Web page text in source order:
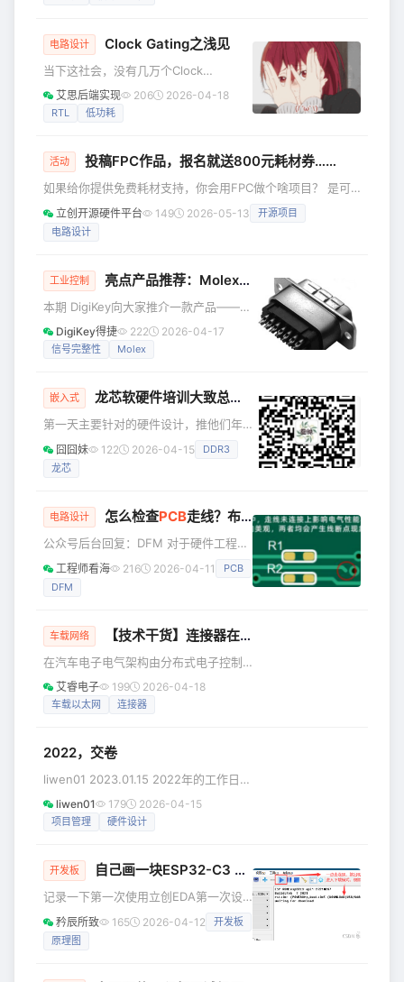
式往往既笨拙又不可靠。 为什么示波器
设计，而是 探头设计初衷与面包板使用
场景完全不匹配。 面包板接触压力低，
插孔松紧不均。 示波器探头弹性夹子和
频繁移
电路设计 Clock Gating之浅见
当下这社会，没有几万个Clock
Gating，出门都不好意思和别人打招
呼！ 现在的深亚纳米工艺的设计中，低
的要求越来越严格，据传，在高级的手
计，已经精确到每一个服务模块的毫安
时（mAH）的级别，所以如果你的芯片
功耗控制不下来，很有可能会被手机生
们有很多方法可做
艾思后端实现 206 2026-04-18
RTL 低功耗
活动 投稿FPC作品，报名就送800元耗材券……
如果给你提供免费耗材支持，你会用FPC做个啥项目？ 是可
穿戴智能手表、AR眼镜？ 还是桌面机器人？柔性电子皮肤？
不用纠结！ FPC创意设计挑战赛来啦！ 报名就送价值600-
计吧! 报名入口：https://www.jlc-fpc.com/contest 报名时
间：2026年4月
立创开源硬件平台 149 2026-05-13
开源项目
电路设计
工业控制 亮点产品推荐：Molex EMI 滤波高性能 D-Sub Pi 适配器和连接器
本期 DigiKey向大家推介一款产品——
Molex EMI 滤波高性能D-Sub Pi 适配器
和连接器 Molex EMI 滤波 D-sub pi 适
如军用和商用飞机中的发动机控制、机
些连接器采用紧凑的设计，增强了信号
完整性 (SI) 并符合监管标准，简化了实
施，同时提高了整体性能和可
DigiKey得捷 222 2026-04-17
信号完整性 Molex
嵌入式 龙芯软硬件培训大致总结 - day1
第一天主要针对的硬件设计，推他们年
底要量产的3A4000+7A1000。这里我
只记录下自己关注的几个点。 1，
化，不再继续兼容龙芯3A1000，
3A3000/3B3000，尺寸缩小至37.5mm
x 37.5mm，引脚个数增加至1211。接口
定义上去除了PCI接口、LPC接口，内存
升级为DDR3/4接口；
囧囧妹 122 2026-04-15
DDR3
龙芯
电路设计 怎么检查PCB走线？布局？可制造性？一款免费避坑神器
公众号后台回复：DFM 对于硬件工程师
而言，最紧张的时间节点就是发板前
纯靠“眼力”，简单的板子还好，遇到复杂
的板子，纯靠肉眼检查的话，难免有遗
漏，以至于每次发板，总是提心掉胆，
尤其是第一版硬件。 今天推荐一款比
CAM350还好用的软件，电子发烧友论
工程师看海 216 2026-04-11
PCB
DFM
车载网络 【技术干货】连接器在汽车电子的域控制单元扮演重要角色
在汽车电子电气架构由分布式电子控制
单元（ECU）走向域控制单元（Domain
Control Unit, DCU）的演进过程中，连
全与整车可制造性的关键元器件。本文
的核心角色，以及Molex（莫仕）
DuraClik连接器的产品特性与优势。 连
接器在汽车域控制单元中 扮演的关键角
艾睿电子 199 2026-04-18
车载以太网 连接器
2022，交卷
liwen01 2023.01.15 2022年的工作日即
将结束，忙忙碌碌又是一年，赶在过年
的前几天，对2022年做一个简单的总
书更加方便，效率更高。我使用的是微
有不少书籍是我从zlibrary上下载后，再
导入到这APP上的。 2022年微信阅读年
度报告其实这一年的阅读量算是还过
liwen01 179 2026-04-15
项目管理 硬件设计
开发板 自己画一块ESP32-C3 的开发板（第一次使用立创EDA）（
记录一下第一次使用立创EDA第一次设
计ESP-C3的开发板 by 矜辰所致
@TOC 用了安信可的ESP32-C3的开发
板，跑通了第一个程序。后面测试一些
矜辰所致 165 2026-04-12
开发板
原理图